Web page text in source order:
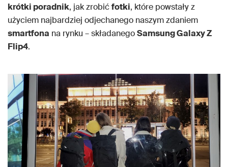
krótki poradnik, jak zrobićfotki, które powstały z
użyciem najbardziej odjechanego naszym zdaniem
smartfona na rynku – składanegoSamsung Galaxy Z
Flip4.